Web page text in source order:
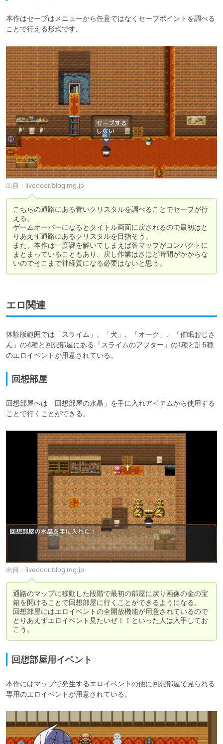
本作はセーブはメニューから任意ではなくセーブポイントを調べる
ことで行える形式です。
出典： livedoor.blogimg.jp
こちらの通路にある青いクリスタルを調べることでセーブが行
える。
ゲームオーバーになるとタイトル画面に戻されるので最初はと
りあえず通路にあるクリスタルを目指そう。
また、本作は一度謎を解いてしまえば各マップがコンパクトに
まとまっていることもあり、戻し作業はさほど時間がかからな
いのでそこまで神経質になる必要はないと思う。
エロ関連
体験版範囲では「スライム」、「犬」、「オーク」、「催眠おじさ
ん」の4種と回想部屋にある「スライムのアフター」の1種と計5種
のエロイベントが用意されている。
回想部屋
回想部屋へは「回想部屋の水晶」を手に入れアイテムから使用する
ことで行くことができる。
出典： livedoor.blogimg.jp
通路のマップに移動した段階で最初の部屋に戻り画像の金の宝
箱を開けることで回想部屋に行くことができるようになる。
回想部屋にはエロイベントの全開放機能が用意されているので
とりあえずエロイベント見たいぜ！！といった人は入手してお
こう。
回想部屋用イベント
本作にはマップで発生するエロイベントの他に回想部屋で見られる
専用のエロイベントが用意されている。